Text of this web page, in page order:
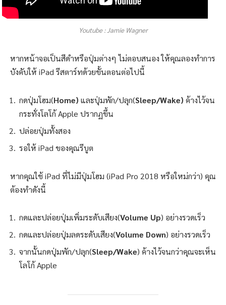
Youtube : Jamie Wagner
หากหน้าจอเป็นสีดำหรือปุ่มต่างๆ ไม่ตอบสนอง ให้คุณลองทำการ
บังคับให้ iPad รีสตาร์ทด้วยขั้นตอนต่อไปนี้
กดปุ่มโฮม(Home) และปุ่มพัก/ปลุก(Sleep/Wake) ค้างไว้จน
กระทั่งโลโก้ Apple ปรากฏขึ้น
ปล่อยปุ่มทั้งสอง
รอให้ iPad ของคุณรีบูต
หากคุณใช้ iPad ที่ไม่มีปุ่มโฮม (iPad Pro 2018 หรือใหม่กว่า) คุณ
ต้องทำดังนี้
กดและปล่อยปุ่มเพิ่มระดับเสียง(Volume Up) อย่างรวดเร็ว
กดและปล่อยปุ่มลดระดับเสียง(Volume Down) อย่างรวดเร็ว
จากนั้นกดปุ่มพัก/ปลุก(Sleep/Wake) ค้างไว้จนกว่าคุณจะเห็น
โลโก้ Apple